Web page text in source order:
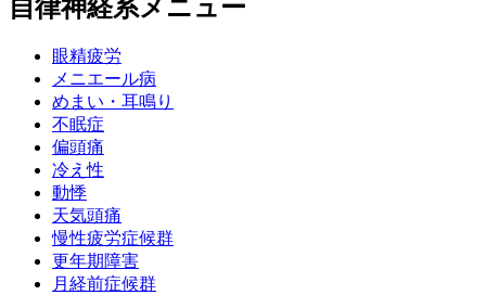
自律神経系メニュー
眼精疲労
メニエール病
めまい・耳鳴り
不眠症
偏頭痛
冷え性
動悸
天気頭痛
慢性疲労症候群
更年期障害
月経前症候群